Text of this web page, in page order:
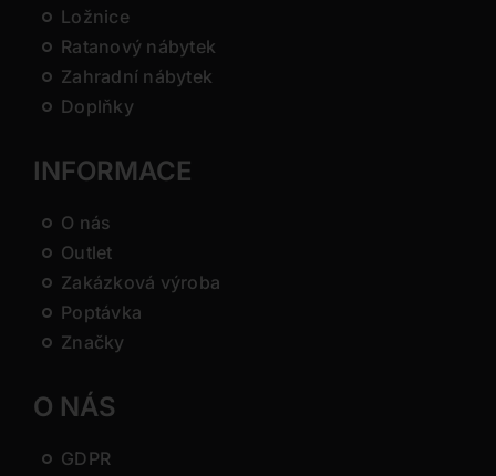
Ložnice
Ratanový nábytek
Zahradní nábytek
Doplňky
INFORMACE
O nás
Outlet
Zakázková výroba
Poptávka
Značky
O NÁS
GDPR